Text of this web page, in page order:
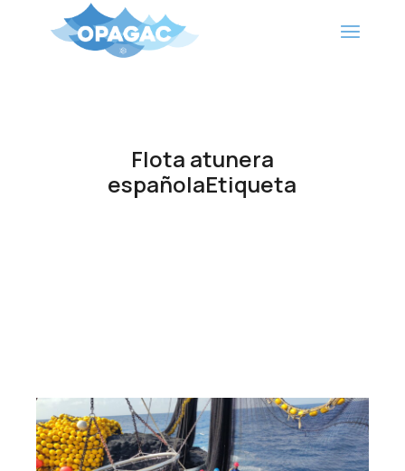
contenido
Flota atunera
españolaEtiqueta